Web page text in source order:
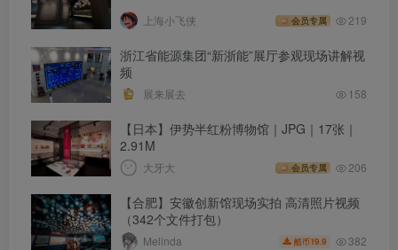
上海小飞侠 会员专属 219
浙江省能源集团“新浙能”展厅参观现场讲解视
频
展来展去 158
【日本】伊势半红粉博物馆｜JPG｜17张｜
2.91M
大牙大 会员专属 206
【合肥】安徽创新馆现场实拍 高清照片视频
（342个文件打包）
Melinda 酷币19.9 382